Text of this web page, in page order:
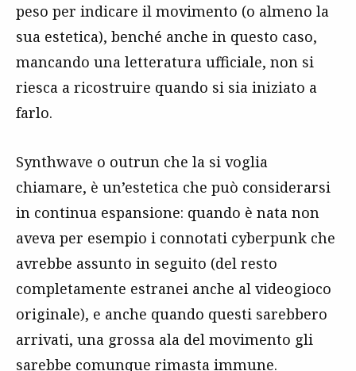
peso per indicare il movimento (o almeno la
sua estetica), benché anche in questo caso,
mancando una letteratura ufficiale, non si
riesca a ricostruire quando si sia iniziato a
farlo.
Synthwave o outrun che la si voglia
chiamare, è un’estetica che può considerarsi
in continua espansione: quando è nata non
aveva per esempio i connotati cyberpunk che
avrebbe assunto in seguito (del resto
completamente estranei anche al videogioco
originale), e anche quando questi sarebbero
arrivati, una grossa ala del movimento gli
sarebbe comunque rimasta immune.